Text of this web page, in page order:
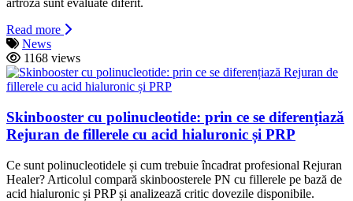
artroză sunt evaluate diferit.
Read more
News
1168 views
Skinbooster cu polinucleotide: prin ce se diferențiază
Rejuran de fillerele cu acid hialuronic și PRP
Ce sunt polinucleotidele și cum trebuie încadrat profesional Rejuran
Healer? Articolul compară skinboosterele PN cu fillerele pe bază de
acid hialuronic și PRP și analizează critic dovezile disponibile.